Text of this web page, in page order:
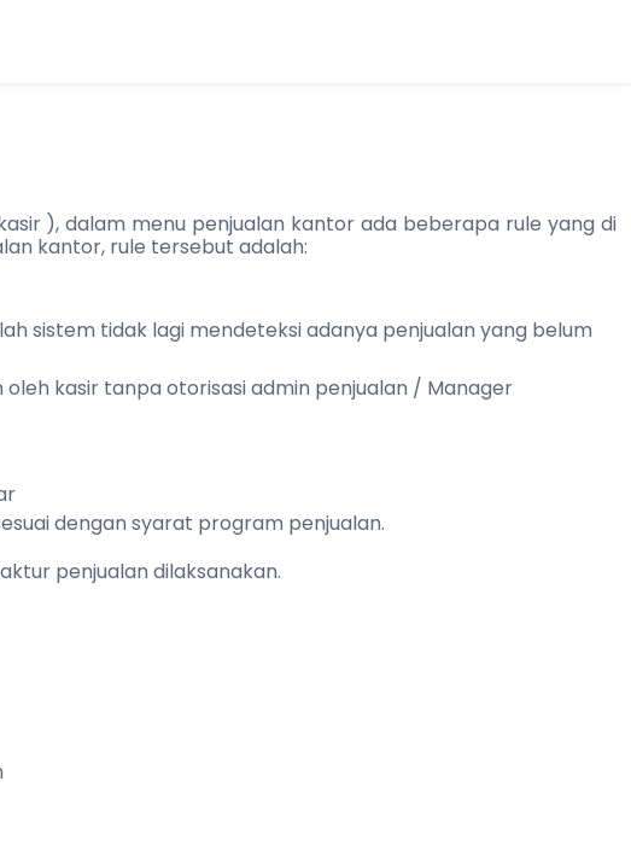
), dalam menu penjualan kantor ada beberapa rule yang di
kantor, rule tersebut adalah:
sistem tidak lagi mendeteksi adanya penjualan yang belum
kasir tanpa otorisasi admin penjualan / Manager
dengan syarat program penjualan.
penjualan dilaksanakan.